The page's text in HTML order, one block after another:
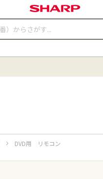
DVD用 リモコン